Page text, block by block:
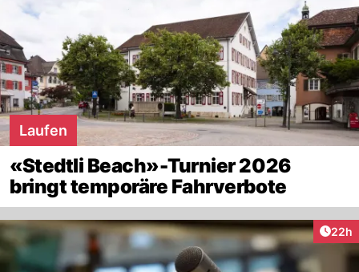
Laufen
«Stedtli Beach»-Turnier 2026
bringt temporäre Fahrverbote
22h